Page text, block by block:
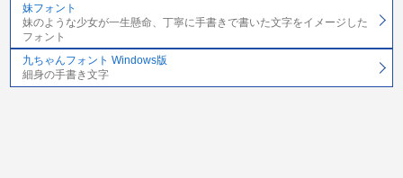
妹フォント
妹のような少女が一生懸命、丁寧に手書きで書いた文字をイメージした
フォント
九ちゃんフォント Windows版
細身の手書き文字